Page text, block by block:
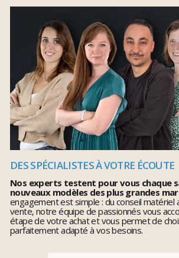
DES SPÉCIALISTES À VOTRE ÉCOUTE
Nos experts testent pour vous chaque
nouveaux modèles des plus grandes
engagement est simple : du conseil matériel
vente, notre équipe de passionnés vous
étape de votre achat et vous permet de
parfaitement adapté à vos besoins.